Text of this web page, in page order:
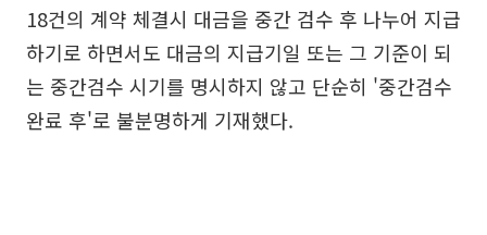
18건의 계약 체결시 대금을 중간 검수 후 나누어 지급
하기로 하면서도 대금의 지급기일 또는 그 기준이 되
는 중간검수 시기를 명시하지 않고 단순히 '중간검수
완료 후'로 불분명하게 기재했다.